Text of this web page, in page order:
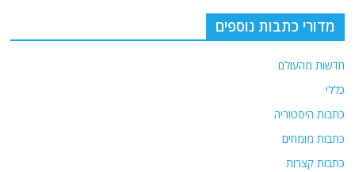
מדורי כתבות נוספים
חדשות מהעולם
כללי
כתבות היסטוריה
כתבות מומחים
כתבות קצרות